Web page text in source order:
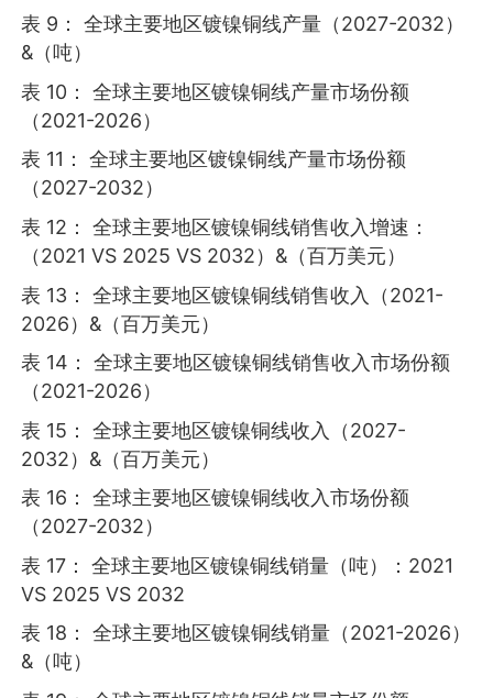
表 9： 全球主要地区镀镍铜线产量（2027-2032）
&（吨）
表 10： 全球主要地区镀镍铜线产量市场份额
（2021-2026）
表 11： 全球主要地区镀镍铜线产量市场份额
（2027-2032）
表 12： 全球主要地区镀镍铜线销售收入增速：
（2021 VS 2025 VS 2032）&（百万美元）
表 13： 全球主要地区镀镍铜线销售收入（2021-
2026）&（百万美元）
表 14： 全球主要地区镀镍铜线销售收入市场份额
（2021-2026）
表 15： 全球主要地区镀镍铜线收入（2027-
2032）&（百万美元）
表 16： 全球主要地区镀镍铜线收入市场份额
（2027-2032）
表 17： 全球主要地区镀镍铜线销量（吨）：2021
VS 2025 VS 2032
表 18： 全球主要地区镀镍铜线销量（2021-2026）
&（吨）